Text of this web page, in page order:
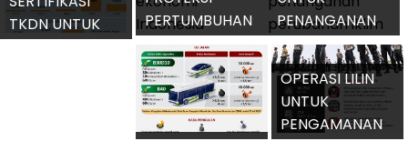
MENJAGA
KESEHATAN
CUKAI ROKOK
NAIK PADA
2023-2024
PENGELOLAAN
DANA PANDEMI
DEKLARASI
PEMIMPIN G20